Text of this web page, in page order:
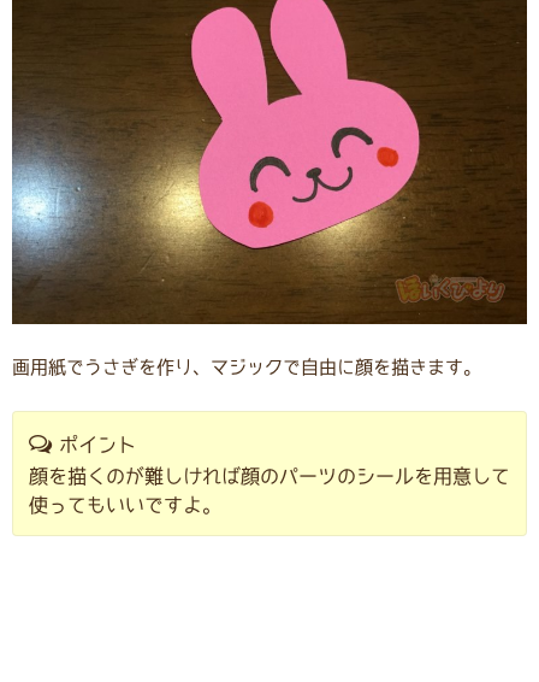
画用紙でうさぎを作り、マジックで自由に顔を描きます。
ポイント
顔を描くのが難しければ顔のパーツのシールを用意して
使ってもいいですよ。